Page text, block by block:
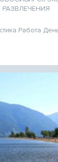
РАЗВЛЕЧЕНИЯ
Работа